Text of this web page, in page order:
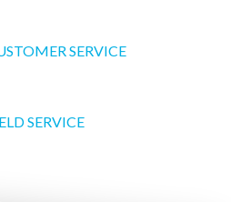
SERVICE
SERVICE